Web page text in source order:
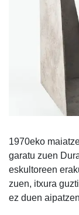
1970eko
garatu zuen
eskultoreen
zuen, itxura
ez duen